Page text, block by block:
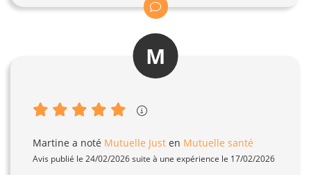
M
Martine a noté Mutuelle Just en Mutuelle santé
Avis publié le 24/02/2026 suite à une expérience le 17/02/2026